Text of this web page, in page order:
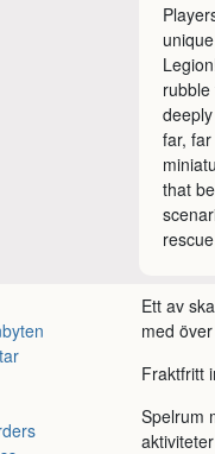
far,
that
Ett av
med
Fraktfritt
Spelrum